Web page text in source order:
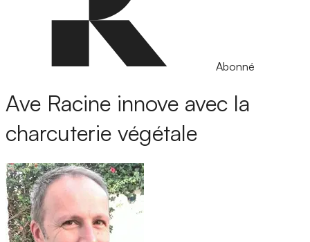
Abonné
Ave Racine innove avec la
charcuterie végétale